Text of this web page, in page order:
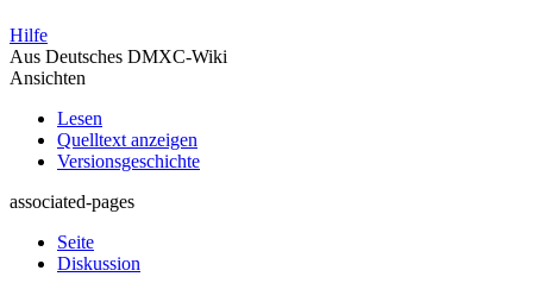
Hilfe
Aus Deutsches DMXC-Wiki
Ansichten
Lesen
Quelltext anzeigen
Versionsgeschichte
associated-pages
Seite
Diskussion